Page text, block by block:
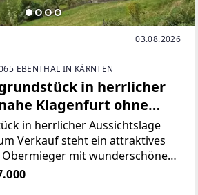
03.08.2026
EBENTHAL IN KÄRNTEN
in herrlicher
Klagenfurt ohne
in herrlicher Aussichtslage
Verkauf steht ein attraktives
mit wunderschöner
und Blick Richtung
Lage kombiniert naturnahes